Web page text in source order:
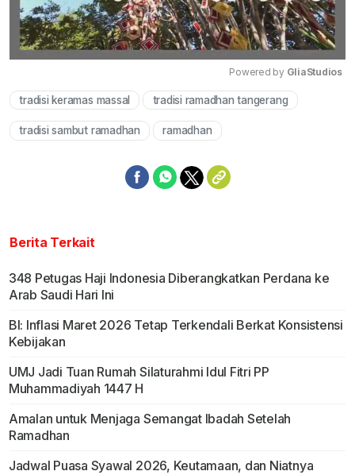
Mute
Powered by GliaStudios
tradisi keramas massal tradisi ramadhan tangerang
tradisi sambut ramadhan ramadhan
Berita Terkait
348 Petugas Haji Indonesia Diberangkatkan Perdana ke
Arab Saudi Hari Ini
BI: Inflasi Maret 2026 Tetap Terkendali Berkat Konsistensi
Kebijakan
UMJ Jadi Tuan Rumah Silaturahmi Idul Fitri PP
Muhammadiyah 1447 H
Amalan untuk Menjaga Semangat Ibadah Setelah
Ramadhan
Jadwal Puasa Syawal 2026, Keutamaan, dan Niatnya